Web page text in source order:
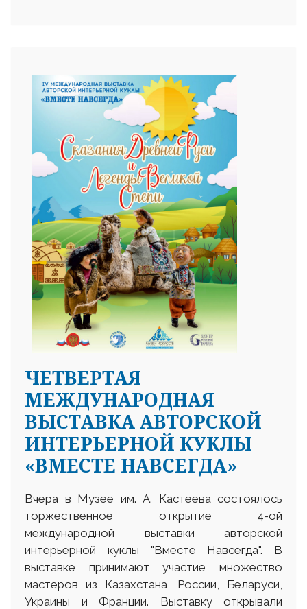
ЧЕТВЕРТАЯ
МЕЖДУНАРОДНАЯ
ВЫСТАВКА АВТОРСКОЙ
ИНТЕРЬЕРНОЙ КУКЛЫ
«ВМЕСТЕ НАВСЕГДА»
Вчера в Музее им. А. Кастеева состоялось
торжественное открытие 4-ой
международной выставки авторской
интерьерной куклы "Вместе Навсегда". В
выставке принимают участие множество
мастеров из Казахстана, России, Беларуси,
Украины и Франции. Выставку открывали